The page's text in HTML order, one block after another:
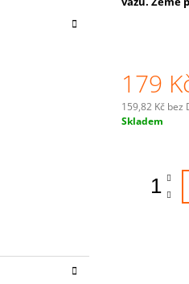
179
159,82 Kč bez
Měrná
Skladem